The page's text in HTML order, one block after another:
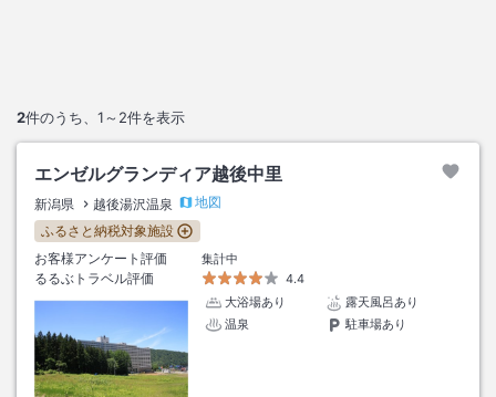
2件のうち、 1～2件を表示
エンゼルグランディア越後中里
新潟県 越後湯沢温泉
地図
ふるさと納税対象施設
お客様アンケート評価
集計中
るるぶトラベル評価
4.4
大浴場あり
露天風呂あり
温泉
駐車場あり